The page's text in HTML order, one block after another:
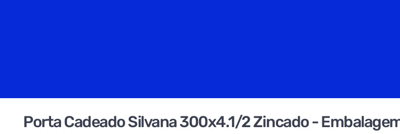
Porta Cadeado Silvana 300x4.1/2 Zincado -